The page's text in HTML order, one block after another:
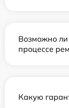
Возможно ли
процессе
Какую